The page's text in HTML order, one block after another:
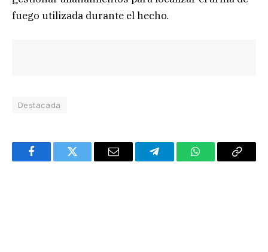
fuego utilizada durante el hecho.
Destacada
FacebookTwitter Email TelegramWhatsAppCopy